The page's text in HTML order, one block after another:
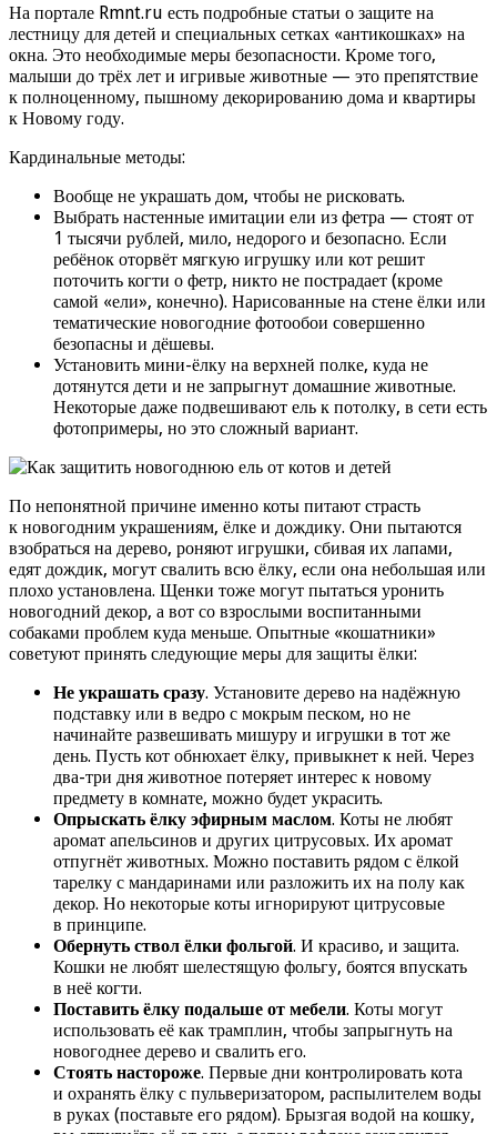
На портале Rmnt.ru есть подробные статьи о защите на
лестницу для детей и специальных сетках «антикошках» на
окна. Это необходимые меры безопасности. Кроме того,
малыши до трёх лет и игривые животные — это препятствие
к полноценному, пышному декорированию дома и квартиры
к Новому году.
Кардинальные методы:
Вообще не украшать дом, чтобы не рисковать.
Выбрать настенные имитации ели из фетра — стоят от
1 тысячи рублей, мило, недорого и безопасно. Если
ребёнок оторвёт мягкую игрушку или кот решит
поточить когти о фетр, никто не пострадает (кроме
самой «ели», конечно). Нарисованные на стене ёлки или
тематические новогодние фотообои совершенно
безопасны и дёшевы.
Установить мини-ёлку на верхней полке, куда не
дотянутся дети и не запрыгнут домашние животные.
Некоторые даже подвешивают ель к потолку, в сети есть
фотопримеры, но это сложный вариант.
По непонятной причине именно коты питают страсть
к новогодним украшениям, ёлке и дождику. Они пытаются
взобраться на дерево, роняют игрушки, сбивая их лапами,
едят дождик, могут свалить всю ёлку, если она небольшая или
плохо установлена. Щенки тоже могут пытаться уронить
новогодний декор, а вот со взрослыми воспитанными
собаками проблем куда меньше. Опытные «кошатники»
советуют принять следующие меры для защиты ёлки:
Не украшать сразу. Установите дерево на надёжную
подставку или в ведро с мокрым песком, но не
начинайте развешивать мишуру и игрушки в тот же
день. Пусть кот обнюхает ёлку, привыкнет к ней. Через
два-три дня животное потеряет интерес к новому
предмету в комнате, можно будет украсить.
Опрыскать ёлку эфирным маслом. Коты не любят
аромат апельсинов и других цитрусовых. Их аромат
отпугнёт животных. Можно поставить рядом с ёлкой
тарелку с мандаринами или разложить их на полу как
декор. Но некоторые коты игнорируют цитрусовые
в принципе.
Обернуть ствол ёлки фольгой. И красиво, и защита.
Кошки не любят шелестящую фольгу, боятся впускать
в неё когти.
Поставить ёлку подальше от мебели. Коты могут
использовать её как трамплин, чтобы запрыгнуть на
новогоднее дерево и свалить его.
Стоять настороже. Первые дни контролировать кота
и охранять ёлку с пульверизатором, распылителем воды
в руках (поставьте его рядом). Брызгая водой на кошку,